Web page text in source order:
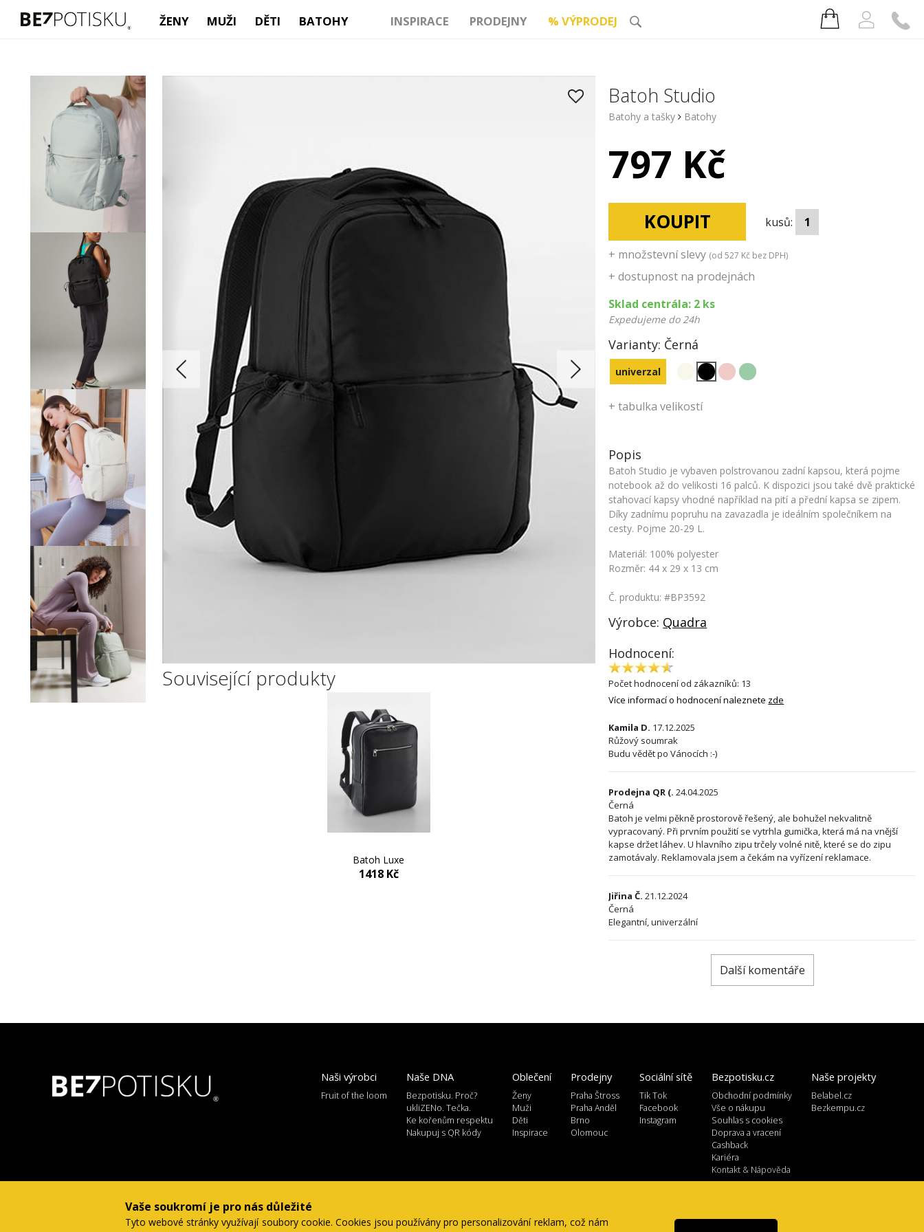
ŽENY MUŽI DĚTI BATOHY INSPIRACE PRODEJNY % VÝPRODEJ
Vaše soukromí je pro nás důležité
Tyto webové stránky využívají soubory cookie. Cookies jsou používány pro personalizování reklam, což nám
Související produkty
Batoh Luxe
1418 Kč
Batoh Studio
Batohy a tašky Batohy
797 Kč
KOUPIT kusů:
+ množstevní slevy (od527 Kč bez DPH)
+ dostupnost na prodejnách
Sklad centrála: 2 ks
Expedujeme do 24h
Varianty: Černá
univerzal
+ tabulka velikostí
Popis
Batoh Studio je vybaven polstrovanou zadní kapsou, která pojme
notebook až do velikosti 16 palců. K dispozici jsou také dvě praktické
stahovací kapsy vhodné například na pití a přední kapsa se zipem.
Díky zadnímu popruhu na zavazadla je ideálním společníkem na
cesty. Pojme 20-29 L.
Materiál: 100% polyester
Rozměr: 44 x 29 x 13 cm
Č. produktu: #BP3592
Výrobce: Quadra
Hodnocení:
Počet hodnocení od zákazníků: 13
Více informací o hodnocení naleznete zde
Kamila D. 17.12.2025
Růžový soumrak
Budu vědět po Vánocích :-)
Prodejna QR (. 24.04.2025
Černá
Batoh je velmi pěkně prostorově řešený, ale bohužel nekvalitně
vypracovaný. Při prvním použití se vytrhla gumička, která má na vnější
kapse držet láhev. U hlavního zipu trčely volné nitě, které se do zipu
zamotávaly. Reklamovala jsem a čekám na vyřízení reklamace.
Jiřina Č. 21.12.2024
Černá
Elegantní, univerzální
Další komentáře
Naše projekty
Belabel.cz
Bezkempu.cz
Bezpotisku.cz
Obchodní podmínky
Vše o nákupu
Souhlas s cookies
Doprava a vracení
Cashback
Kariéra
Kontakt & Nápověda
Sociální sítě
Tik Tok
Facebook
Instagram
Prodejny
Praha Štross
Praha Anděl
Brno
Olomouc
Oblečení
Ženy
Muži
Děti
Inspirace
Naše DNA
Bezpotisku. Proč?
ukliZENo. Tečka.
Ke kořenům respektu
Nakupuj s QR kódy
Naši výrobci
Fruit of the loom